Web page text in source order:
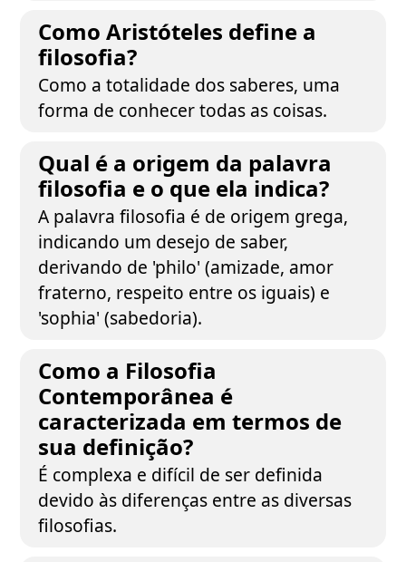
Como Aristóteles define a
filosofia?
Como a totalidade dos saberes, uma
forma de conhecer todas as coisas.
Qual é a origem da palavra
filosofia e o que ela indica?
A palavra filosofia é de origem grega,
indicando um desejo de saber,
derivando de 'philo' (amizade, amor
fraterno, respeito entre os iguais) e
'sophia' (sabedoria).
Como a Filosofia
Contemporânea é
caracterizada em termos de
sua definição?
É complexa e difícil de ser definida
devido às diferenças entre as diversas
filosofias.